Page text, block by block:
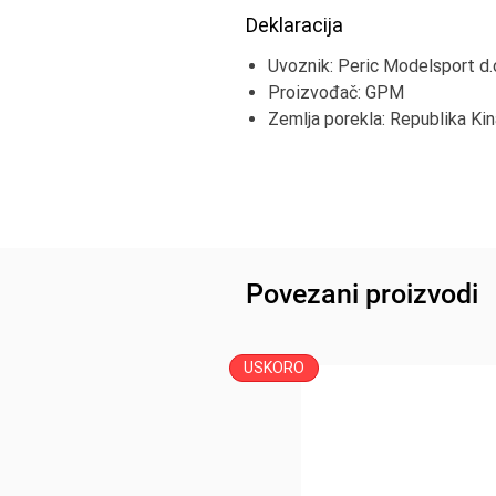
Deklaracija
Uvoznik: Peric Modelsport
Proizvođač: GPM
Zemlja porekla: Republika
Povezani proizvodi
USKORO